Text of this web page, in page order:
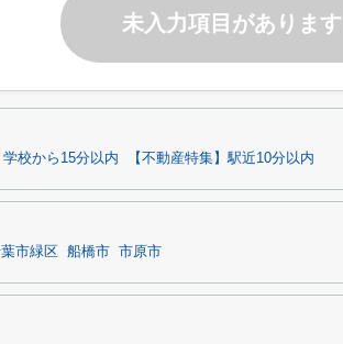
未入力項目があります
学校から15分以内 【不動産特集】駅近10分以内
市緑区 船橋市 市原市